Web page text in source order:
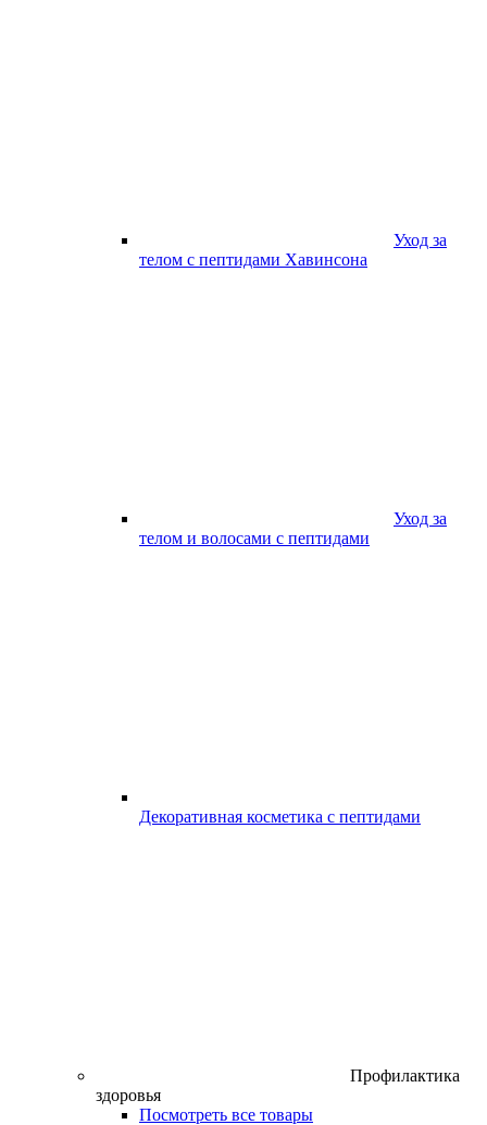
Уход за
телом с пептидами Хавинсона
Уход за
телом и волосами с пептидами
Декоративная косметика с пептидами
Профилактика
здоровья
Посмотреть все товары